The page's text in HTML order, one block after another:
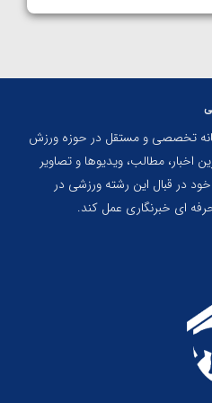
تخصصی و مستقل در حوزه ورزش
اخبار، مطالب، ویدیوها و تصاویر
در قبال این رشته ورزشی در
ای خبرنگاری عمل کند.